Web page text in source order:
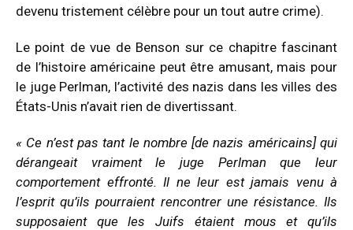
devenu tristement célèbre pour un tout autre crime).
Le point de vue de Benson sur ce chapitre fascinant
de l’histoire américaine peut être amusant, mais pour
le juge Perlman, l’activité des nazis dans les villes des
États-Unis n’avait rien de divertissant.
« Ce n’est pas tant le nombre [de nazis américains] qui
dérangeait vraiment le juge Perlman que leur
comportement effronté. Il ne leur est jamais venu à
l’esprit qu’ils pourraient rencontrer une résistance. Ils
supposaient que les Juifs étaient mous et qu’ils